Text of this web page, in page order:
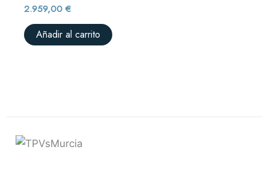
2.959,00€
Añadir al carrito